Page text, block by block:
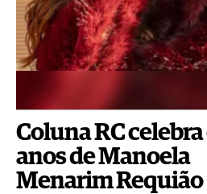
Coluna RC celebra
anos de Manoela
Menarim Requião